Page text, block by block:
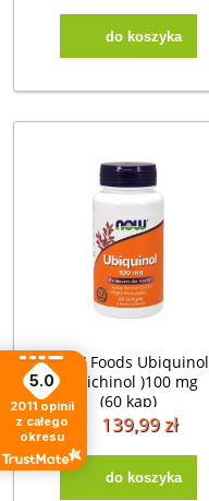
do koszyka
NOW Foods Ubiquinol
( ubichinol )100 mg
(60 kap)
139,99 zł
do koszyka
5.0
2011 opinii
z całego
okresu